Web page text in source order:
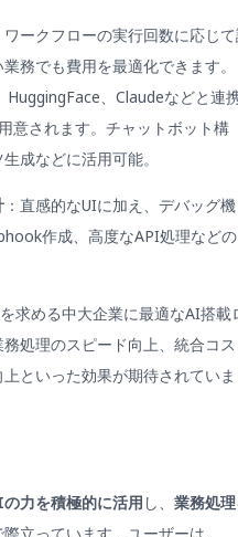
ワークフローの実行回数に応じ
務でも費用を最適化できます。
HuggingFace、Claudeなどと連
意されます。チャットボット構
成などに活用可能。
：直感的なUIに加え、デバッグ機
作成、高度なAPI処理などの
求める中大企業に最適なAI搭載
処理のスピード向上、統合コ
といった効果が期待されていま
力を積極的に活用 し、 業務処